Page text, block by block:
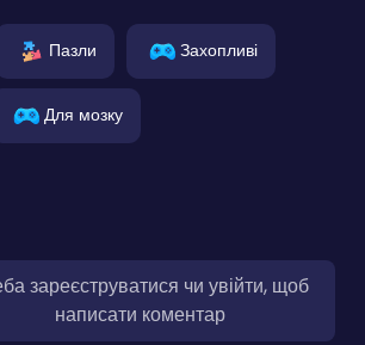
Пазли Захопливі
Для мозку
зареєструватися чи увійти, щоб
написати коментар